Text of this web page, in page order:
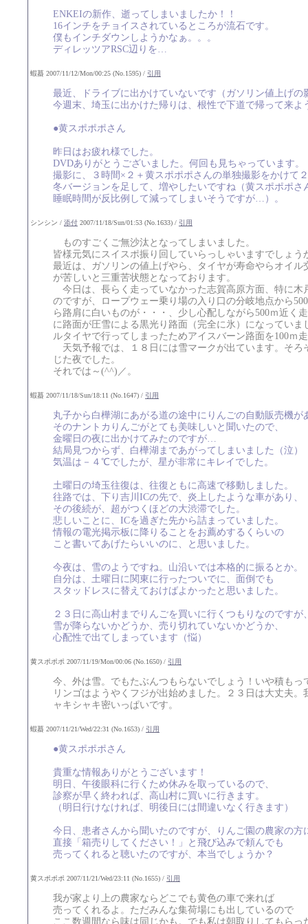
ENKEIの新作、逝ってしまいましたか！！
16インチをチョイスされているところが流石です。
僕もインチダウンしようかなぁ。。。
ディレッツアRSC辺りを…
蝦蟇 2007/11/12/Mon/00:25 (No.1595) / 引用
最近、ドライブに出かけていないです（ガソリン値上げの
今週末、埼玉に出かけた帰りは、根性で下道で帰って来よ
●黄スポポポさん
昨日はお疲れ様でした。
DVDありがとうございました。何回も見ちゃっています。
撮影に、３時間×２＋黄スポポポさんの単独撮影をかけて
冬バージョンを足して、増やしたいですね（黄スポポポさ
睡眠時間が反比例して減ってしまいそうですが…）。
シンシン / 添付 2007/11/18/Sun/01:53 (No.1633) / 引用
ものすごくご無沙汰となってしまいました。
皆様元気にスイスポ振り回していらっしゃいますでしょう
最近は、ガソリンの値上げやら、タイヤが寿命やらオイル
が苦しいと三重苦状態となっております。
今日は、長らく走っていなかった志賀高原方面、特に木
のですが、ロープウェー乗り場の入り口の分岐地点から
ら路肩に白いものが・・・、少し心配しながら500ｍ近く
に路面が圧雪による黒光り路面（完全に氷）になっていま
ルタイヤで行ってしまったためアイスバーン路面を100ｍ
天気予報では、１８日には雪マークが出ています。そ
じた夜でした。
それでは～(^^)／。
蝦蟇 2007/11/18/Sun/18:11 (No.1647) / 引用
丸子から白樺湖にあがる道の途中にりんごの自動販売機が
そのナントカりんごがとても美味しいと聞いたので、
金曜日の夜に出かけてみたのですが…
結局見つからず、白樺湖まであがってしまいました（泣）
気温は－４℃でしたが、星が非常にキレイでした。
土曜日の埼玉往復は、往復ともに高速で移動しました。
往路では、下り吉川ICの先で、炎上したような車があり、
その後続が、超がつくほどの大渋滞でした。
悲しいことに、ICを過ぎた先から詰まっていました。
情報の電光掲示板に降りることをお薦めするくらいの
こと書いてあげたらいいのに、と思いました。
今夜は、雪のようですね。山沿いでは本格的に振るとか。
自分は、土曜日に関東に行ったついでに、面倒でも
スタッドレスに替えておけばよかったと思いました。
２３日に高山村までりんごを買いに行くつもりなのですが
雪が降らないかどうか、売り切れていないかどうか、
心配性で出てしまっています（悩）
黄スポポポ 2007/11/19/Mon/00:06 (No.1650) / 引用
今、外は雪。でもたぶんつもらないでしょう！いや積もっ
リンゴはようやくフジが出始めました。２３日は大丈夫
ャキシャキ密いっぱいです。
蝦蟇 2007/11/21/Wed/22:31 (No.1653) / 引用
●黄スポポポさん
貴重な情報ありがとうございます！
明日、午後眼科に行くため休みを取っているので、
診察が早く終われば、高山村に買いに行きます。
（明日行けなければ、明後日には間違いなく行きます）
今日、患者さんから聞いたのですが、りんご園の農家の方
直接「箱売りしてください！」と飛び込みで頼んでも
売ってくれると聴いたのですが、本当でしょうか？
黄スポポポ 2007/11/21/Wed/23:11 (No.1655) / 引用
我が家より上の農家ならどこでも黄色の車で来れば
売ってくれるよ。ただみんな集荷場にも出しているので
ここ数週間なら味は同じかも。でも私は朝取りしてもらっ